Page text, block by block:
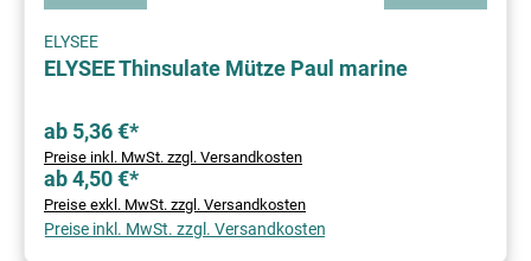
ELYSEE
ELYSEE Thinsulate Mütze Paul marine
ab 5,36 €*
Preise inkl. MwSt. zzgl. Versandkosten
ab 4,50 €*
Preise exkl. MwSt. zzgl. Versandkosten
Preise inkl. MwSt. zzgl. Versandkosten